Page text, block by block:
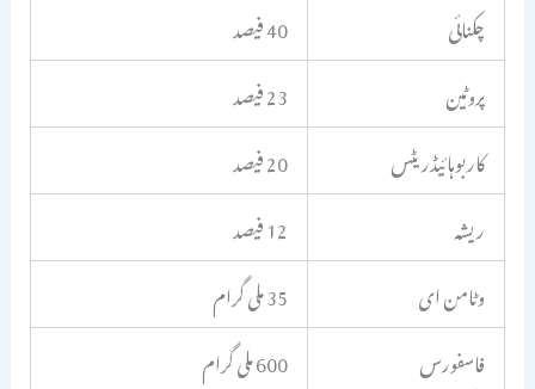
چکنائی
40 فیصد
پروٹین
23 فیصد
کاربوہائیڈریٹس
20 فیصد
ریشہ
12 فیصد
وٹامن ای
35 ملی گرام
فاسفورس
600 ملی گرام